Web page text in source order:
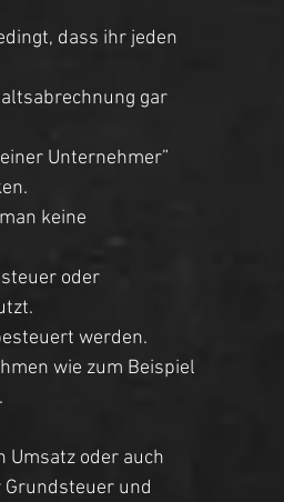
dass ihr jeden
gar
Unternehmer”
keine
oder
werden.
wie zum Beispiel
Umsatz oder auch
Grundsteuer und